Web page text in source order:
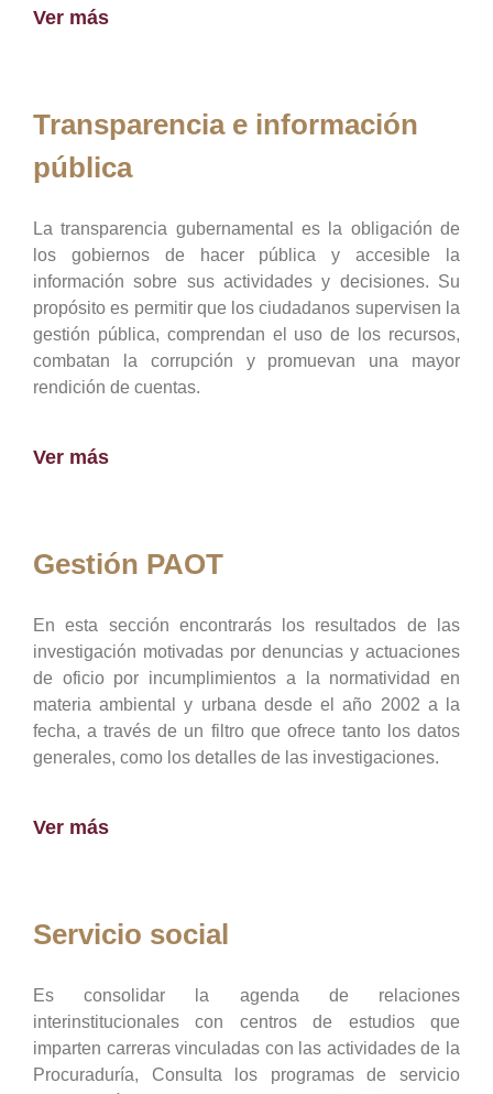
Ver más
Transparencia e información
pública
La transparencia gubernamental es la obligación de
los gobiernos de hacer pública y accesible la
información sobre sus actividades y decisiones. Su
propósito es permitir que los ciudadanos supervisen la
gestión pública, comprendan el uso de los recursos,
combatan la corrupción y promuevan una mayor
rendición de cuentas.
Ver más
Gestión PAOT
En esta sección encontrarás los resultados de las
investigación motivadas por denuncias y actuaciones
de oficio por incumplimientos a la normatividad en
materia ambiental y urbana desde el año 2002 a la
fecha, a través de un filtro que ofrece tanto los datos
generales, como los detalles de las investigaciones.
Ver más
Servicio social
Es consolidar la agenda de relaciones
interinstitucionales con centros de estudios que
imparten carreras vinculadas con las actividades de la
Procuraduría, Consulta los programas de servicio